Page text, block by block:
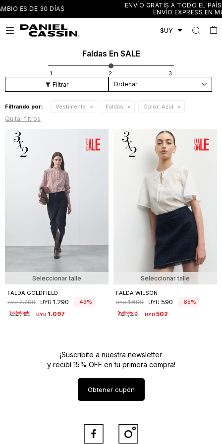
ENVÍO GRATIS A TODO EL PAÍS EN COMPRAS MAYORES A
ENVÍO EXPRESS EN MONTEVIDEO Y CANELONES

Faldas En SALE
Recomendados
Filtrando por: Vestimenta Faldas Color: Azul
Quitar filtros
Seleccionar talle
FALDA GOLDFIELD
UYU 2.290 UYU 1.290 43
UYU 1.097
Seleccionar talle
FALDA WILSON
UYU 1.690 UYU 590 65
UYU502
¡Suscribite a nuestra newsletter
y recibí 15% OFF en tu primera compra!
Obtener cupón
 